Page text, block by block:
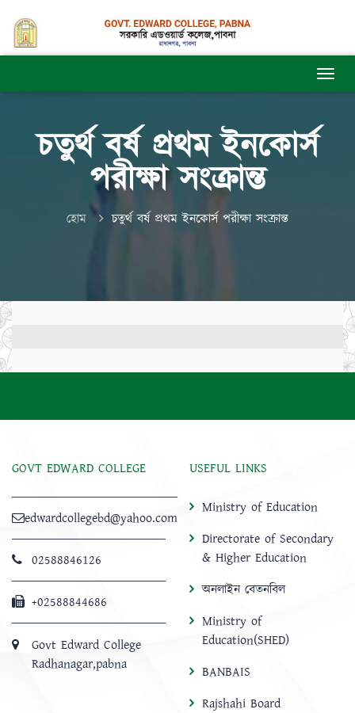
চতুর্থ বর্ষ প্রথম ইনকোর্স
পরীক্ষা সংক্রান্ত
হোম চতুর্থ বর্ষ প্রথম ইনকোর্স পরীক্ষা সংক্রান্ত
GOVT EDWARD COLLEGE
edwardcollegebd@yahoo.com
02588846126
+02588844686
Govt Edward College
Radhanagar,pabna
USEFUL LINKS
Ministry of Education
Directorate of Secondary
& Higher Education
অনলাইন বেতনবিল
Ministry of
Education(SHED)
BANBAIS
Rajshahi Board